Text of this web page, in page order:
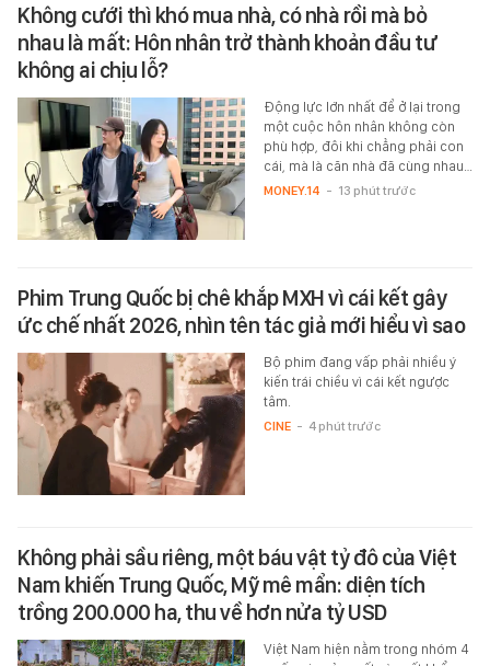
Không cưới thì khó mua nhà, có nhà rồi mà bỏ
nhau là mất: Hôn nhân trở thành khoản đầu tư
không ai chịu lỗ?
Động lực lớn nhất để ở lại trong
một cuộc hôn nhân không còn
phù hợp, đôi khi chẳng phải con
cái, mà là căn nhà đã cùng nhau…
MONEY.14 - 13 phút trước
Phim Trung Quốc bị chê khắp MXH vì cái kết gây
ức chế nhất 2026, nhìn tên tác giả mới hiểu vì sao
Bộ phim đang vấp phải nhiều ý
kiến trái chiều vì cái kết ngược
tâm.
CINE - 4 phút trước
Không phải sầu riêng, một báu vật tỷ đô của Việt
Nam khiến Trung Quốc, Mỹ mê mẩn: diện tích
trồng 200.000 ha, thu về hơn nửa tỷ USD
Việt Nam hiện nằm trong nhóm 4